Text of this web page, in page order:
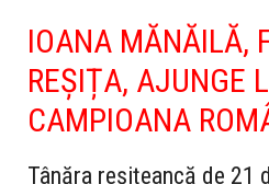
IOANA MĂNĂILĂ,
REȘIȚA, AJUNGE
CAMPIOANA
Tânăra reșițeancă de 21